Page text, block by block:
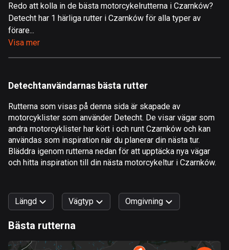
9 rutter
181 rutter
Algeriet
175 rutter
Amerikanska Jungfruöarna
1 rutt
Angola
Antigua och Barbuda
Redo att kolla in de bästa motorcykelrutterna i Czarnków?
Detecht har 1 härliga rutter i Czarnków för alla typer av
förare...
Visa mer
Detechtanvändarnas bästa rutter
Rutterna som visas på denna sida är skapade av
motorcyklister som använder Detecht. De visar vägar som
andra motorcyklister har kört i och runt Czarnków och kan
användas som inspiration när du planerar din nästa tur.
Bläddra igenom rutterna nedan för att upptäcka nya vägar
och hitta inspiration till din nästa motorcykeltur i Czarnków.
Längd Vägtyp Omgivning
Bästa rutterna